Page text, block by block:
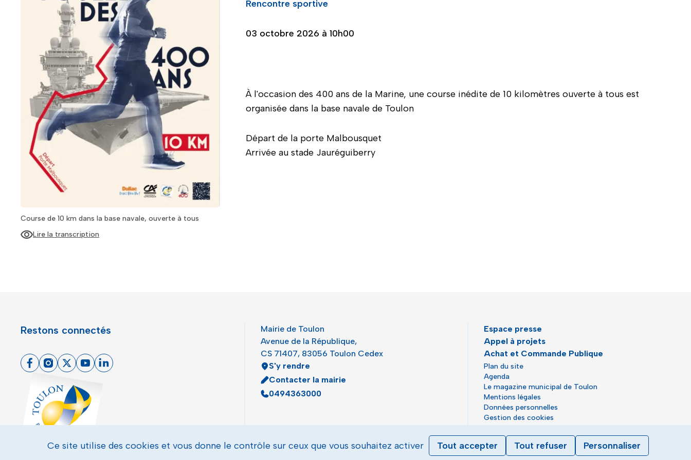
Rencontre sportive
03 octobre 2026 à 10h00
Course de 10 km dans la base navale, ouverte à tous
Lire la transcription
À l'occasion des 400 ans de la Marine, une course inédite de 10 kilomètres ouverte à tous est
organisée dans la base navale de Toulon
Départ de la porte Malbousquet
Arrivée au stade Jauréguiberry
Restons connectés
FacebookInstagram
X YoutubeLinkedin
Mairie de Toulon
Avenue de la République,
CS 71407, 83056 Toulon Cedex
S'y rendre
Contacter la mairie
0494363000
Espace presse
Appel à projets
Achat et Commande Publique
Plan du site
Agenda
Le magazine municipal de Toulon
Mentions légales
Données personnelles
Gestion des cookies
Ce site utilise des cookies et vous donne le contrôle sur ceux que vous souhaitez activer Tout accepter Tout refuser Personnaliser